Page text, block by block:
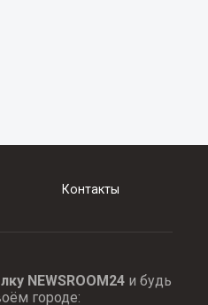
Контакты
NEWSROOM24и будь
городе: